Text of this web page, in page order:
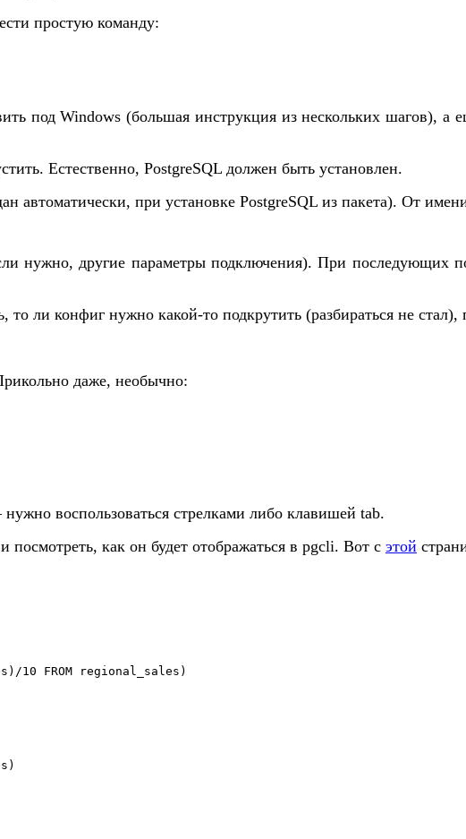
простую команду:
под Windows (большая инструкция из нескольких шагов), а
Естественно, PostgreSQL должен быть установлен.
автоматически, при установке PostgreSQL из пакета). От
нужно, другие параметры подключения). При последующих
ли конфиг нужно какой-то подкрутить (разбираться не
даже, необычно:
воспользоваться стрелками либо клавишей tab.
как он будет отображаться в pgcli. Вот с этой
10 FROM regional_sales)